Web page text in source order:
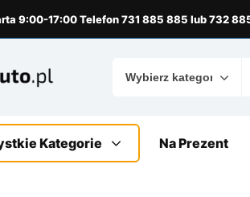
9:00-17:00 Telefon 731 885 885 lub 732
Kategorie Na Prezent